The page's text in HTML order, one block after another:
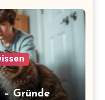
Gründe